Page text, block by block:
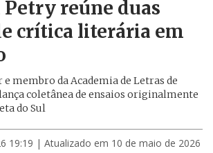
Petry reúne duas
crítica literária em
membro da Academia de Letras de
coletânea de ensaios originalmente
do Sul
19:19 | Atualizado em 10 de maio de 2026